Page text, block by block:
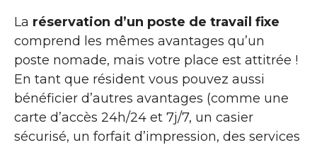
La réservation d’un poste de travail fixe
comprend les mêmes avantages qu’un
poste nomade, mais votre place est attitrée !
En tant que résident vous pouvez aussi
bénéficier d’autres avantages (comme une
carte d’accès 24h/24 et 7j/7, un casier
sécurisé, un forfait d’impression, des services